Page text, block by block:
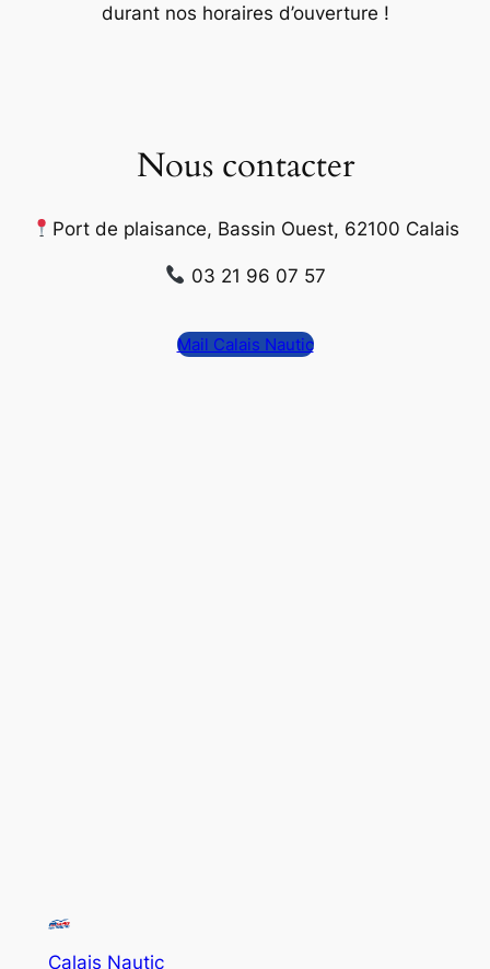
durant nos horaires d’ouverture !
Nous contacter
Port de plaisance, Bassin Ouest, 62100 Calais
03 21 96 07 57
Mail Calais Nautic
Calais Nautic